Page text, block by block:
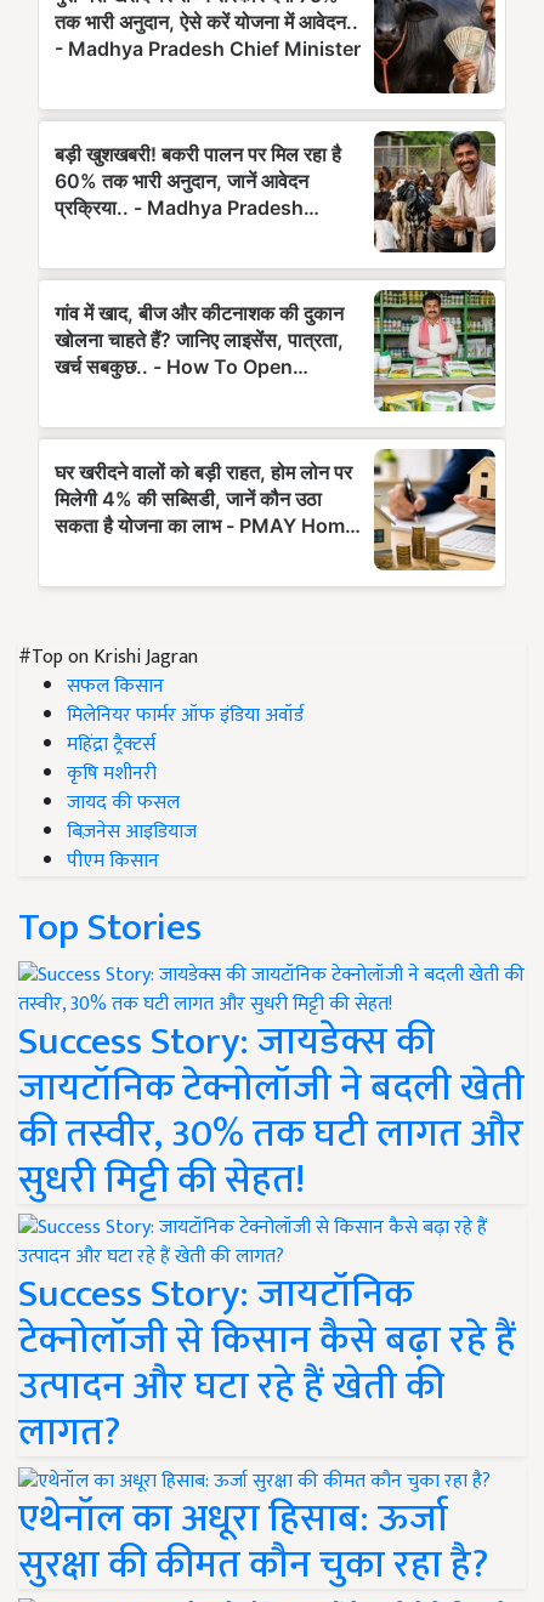
#Top on Krishi Jagran
सफल किसान
मिलेनियर फार्मर ऑफ इंडिया अवॉर्ड
महिंद्रा ट्रैक्टर्स
कृषि मशीनरी
जायद की फसल
बिज़नेस आइडियाज
पीएम किसान
Top Stories
Success Story: जायडेक्स की
जायटॉनिक टेक्नोलॉजी ने बदली खेती
की तस्वीर, 30% तक घटी लागत और
सुधरी मिट्टी की सेहत!
Success Story: जायटॉनिक
टेक्नोलॉजी से किसान कैसे बढ़ा रहे हैं
उत्पादन और घटा रहे हैं खेती की
लागत?
एथेनॉल का अधूरा हिसाब: ऊर्जा
सुरक्षा की कीमत कौन चुका रहा है?